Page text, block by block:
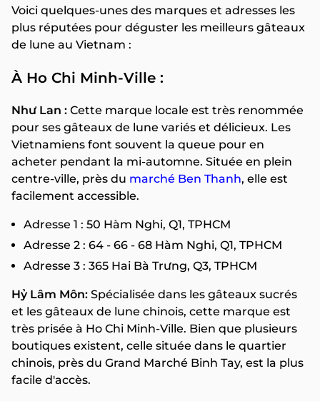
Voici quelques-unes des marques et adresses les
plus réputées pour déguster les meilleurs gâteaux
de lune au Vietnam :
À Ho Chi Minh-Ville :
Như Lan : Cette marque locale est très renommée
pour ses gâteaux de lune variés et délicieux. Les
Vietnamiens font souvent la queue pour en
acheter pendant la mi-automne. Située en plein
centre-ville, près du marché Ben Thanh, elle est
facilement accessible.
Adresse 1 : 50 Hàm Nghi, Q1, TPHCM
Adresse 2 : 64 - 66 - 68 Hàm Nghi, Q1, TPHCM
Adresse 3 : 365 Hai Bà Trưng, Q3, TPHCM
Hỷ Lâm Môn: Spécialisée dans les gâteaux sucrés
et les gâteaux de lune chinois, cette marque est
très prisée à Ho Chi Minh-Ville. Bien que plusieurs
boutiques existent, celle située dans le quartier
chinois, près du Grand Marché Binh Tay, est la plus
facile d'accès.